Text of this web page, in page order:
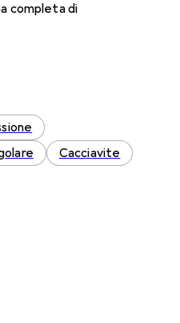
completa di
Cacciavite